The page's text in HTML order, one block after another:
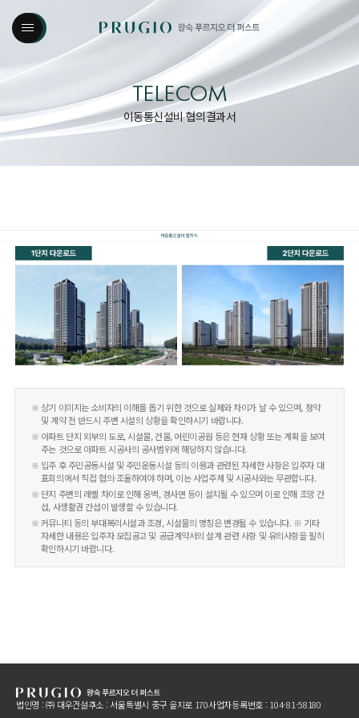
TELECOM
이동통신설비 협의결과서
상기 이미지는 소비자의 이해를 돕기 위한 것으로 실제와 차이가 날 수 있으며, 청약
및 계약 전 반드시 주변 시설의 상황을 확인하시기 바랍니다.
아파트 단지 외부의 도로, 시설물, 건물, 어린이공원 등은 현재 상황 또는 계획을 보여
주는 것으로 아파트 시공사의 공사범위에 해당하지 않습니다.
입주 후 주민공동시설 및 주민운동시설 등의 이용과 관련된 자세한 사항은 입주자 대
표회의에서 직접 협의·조율하여야 하며, 이는 사업주체 및 시공사와는 무관합니다.
단지 주변의 레벨 차이로 인해 옹벽, 경사면 등이 설치될 수 있으며 이로 인해 조망 간
섭, 사생활권 간섭이 발생할 수 있습니다.
커뮤니티 등의 부대복리시설과 조경, 시설물의 명칭은 변경될 수 있습니다. ※ 기타
자세한 내용은 입주자 모집공고 및 공급계약서의 설계 관련 사항 및 유의사항을 필히
확인하시기 바랍니다.
법인명 : ㈜ 대우건설주소 : 서울특별시 중구 을지로 170사업자등록번호 : 104-81-58180